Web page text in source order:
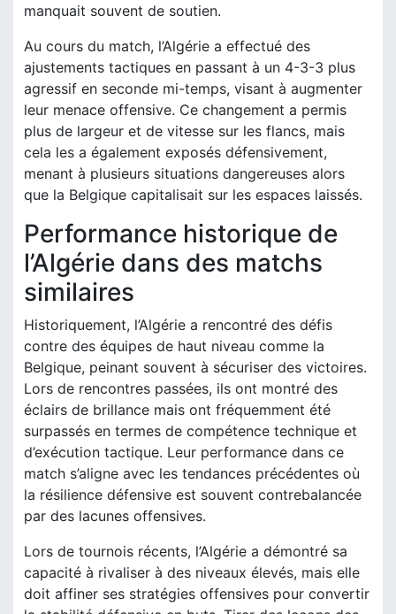
manquait souvent de soutien.
Au cours du match, l’Algérie a effectué des
ajustements tactiques en passant à un 4-3-3 plus
agressif en seconde mi-temps, visant à augmenter
leur menace offensive. Ce changement a permis
plus de largeur et de vitesse sur les flancs, mais
cela les a également exposés défensivement,
menant à plusieurs situations dangereuses alors
que la Belgique capitalisait sur les espaces laissés.
Performance historique de
l’Algérie dans des matchs
similaires
Historiquement, l’Algérie a rencontré des défis
contre des équipes de haut niveau comme la
Belgique, peinant souvent à sécuriser des victoires.
Lors de rencontres passées, ils ont montré des
éclairs de brillance mais ont fréquemment été
surpassés en termes de compétence technique et
d’exécution tactique. Leur performance dans ce
match s’aligne avec les tendances précédentes où
la résilience défensive est souvent contrebalancée
par des lacunes offensives.
Lors de tournois récents, l’Algérie a démontré sa
capacité à rivaliser à des niveaux élevés, mais elle
doit affiner ses stratégies offensives pour convertir